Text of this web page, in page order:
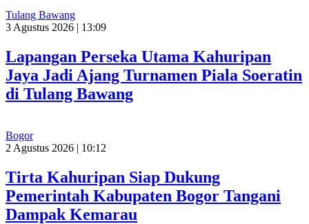
Tulang Bawang
3 Agustus 2026 | 13:09
Lapangan Perseka Utama Kahuripan
Jaya Jadi Ajang Turnamen Piala Soeratin
di Tulang Bawang
Bogor
2 Agustus 2026 | 10:12
Tirta Kahuripan Siap Dukung
Pemerintah Kabupaten Bogor Tangani
Dampak Kemarau